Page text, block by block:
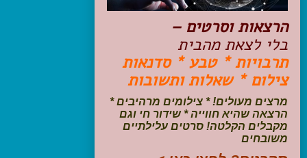
טיפים והמלצות
הכנות לנסיעה
טיולי ג'יפים
טיולים עם ילדים
שייט, הפלגות, קרוזים
עקבו אחרינו בפייסבוק
הרצאות וסרטים –
בלי לצאת מהבית
תרבויות * טבע * סדנאות
צילום * שאלות ותשובות
מרצים מעולים! * צילומים מרהיבים *
הרצאה שהיא חווייה * שידור חי וגם
מקבלים הקלטה! סרטים עלילתיים
משובחים